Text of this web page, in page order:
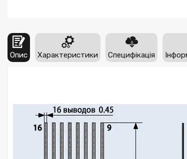
Опис Характеристики Специфікація